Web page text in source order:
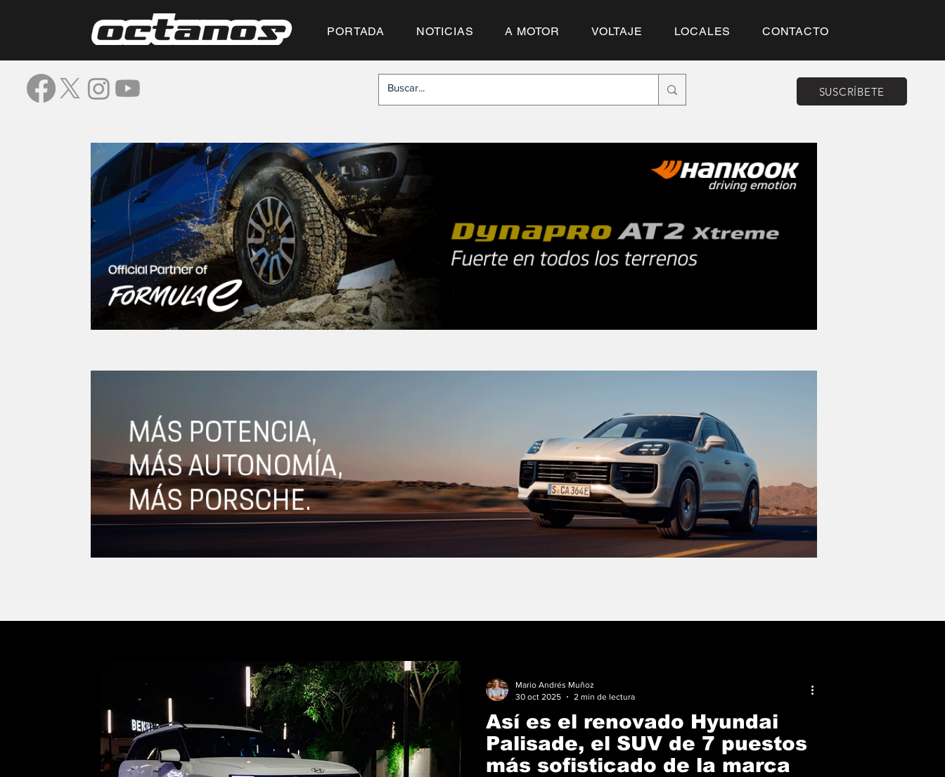
PORTADA NOTICIAS A MOTOR VOLTAJE LOCALES CONTACTO
SUSCRÍBETE
Así es el renovado Hyundai
Palisade, el SUV de 7 puestos
más sofisticado de la marca
Mario Andrés Muñoz
30 oct 2025
2 min de lectura